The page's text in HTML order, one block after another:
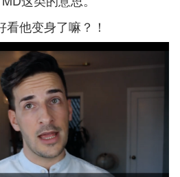
他变身了嘛？！